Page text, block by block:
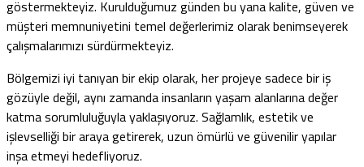
göstermekteyiz. Kurulduğumuz günden bu yana kalite, güven ve
müşteri memnuniyetini temel değerlerimiz olarak benimseyerek
çalışmalarımızı sürdürmekteyiz.
Bölgemizi iyi tanıyan bir ekip olarak, her projeye sadece bir iş
gözüyle değil, aynı zamanda insanların yaşam alanlarına değer
katma sorumluluğuyla yaklaşıyoruz. Sağlamlık, estetik ve
işlevselliği bir araya getirerek, uzun ömürlü ve güvenilir yapılar
inşa etmeyi hedefliyoruz.